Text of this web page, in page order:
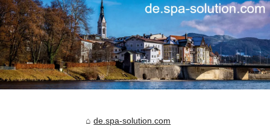
de.spa-solution.com